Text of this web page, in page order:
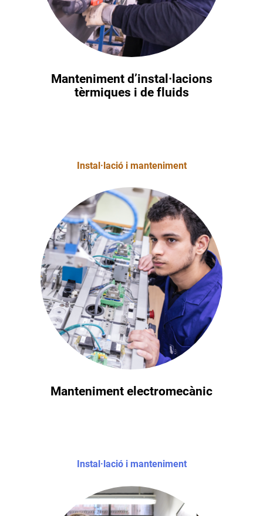
Manteniment d’instal·lacions
tèrmiques i de fluids
Manteniment electromecànic
Instal·lació i manteniment
Instal·lació i manteniment